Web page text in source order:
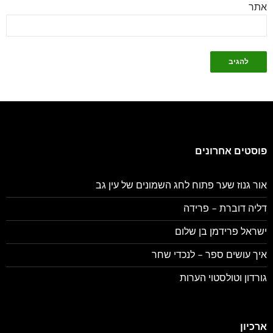
אתר
פוסטים אחרונים
אור גנוז שער פתוח לחג השמונים של עין גב
דליה דוברת – פרידה
ישראל פרידמן בן שלום
איך עושים ספר – לנכדי שחר
גורדון וטולסטוי הערות
ארכיון